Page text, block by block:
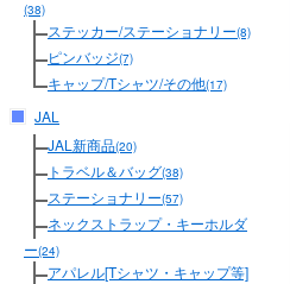
(38)
ステッカー/ステーショナリー(8)
ピンバッジ(7)
キャップ/Tシャツ/その他(17)
JAL
JAL新商品(20)
トラベル＆バッグ(38)
ステーショナリー(57)
ネックストラップ・キーホルダ
ー(24)
アパレル[Tシャツ・キャップ等]